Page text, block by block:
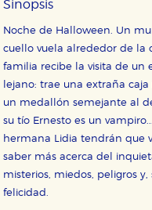
Sinopsis
Noche de Halloween. Un
cuello vuela alrededor de la
familia recibe la visita de un
lejano: trae una extraña
un medallón semejante al
su tío Ernesto es un
hermana Lidia tendrán que
saber más acerca del
misterios, miedos, peligros
felicidad.
HABILITAR
Cookies necesarias
web funcione y no
nuestro sistema. Es
áreas de nuestra